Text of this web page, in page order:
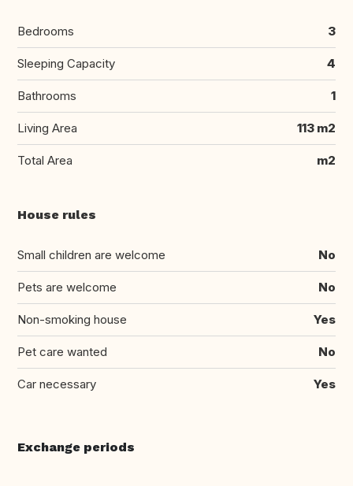
Bedrooms 3
Sleeping Capacity 4
Bathrooms 1
Living Area 113 m2
Total Area m2
House rules
Small children are welcome No
Pets are welcome No
Non-smoking house Yes
Pet care wanted No
Car necessary Yes
Exchange periods